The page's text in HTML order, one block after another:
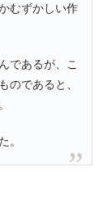
むずかしい作
であるが、こ
のであると、
。